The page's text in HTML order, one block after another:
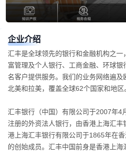
企业介绍
汇丰是全球领先的银行和金融机构之
富管理及个人银行、工商金融、环球
名客户提供服务。我们的业务网络遍及
北美和拉美，覆盖全球62个国家和地区
汇丰银行（中国）有限公司于2007年4
注册的外资法人银行，由香港上海汇
港上海汇丰银行有限公司于1865年在
的创始成员。汇丰中国前身是香港上海